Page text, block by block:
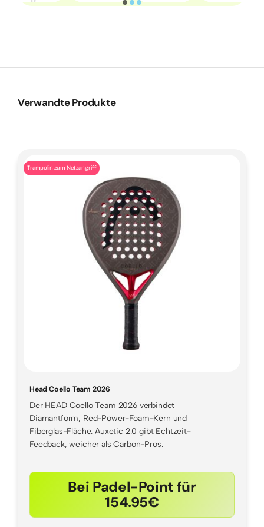
Verwandte Produkte
Trampolin zum Netzangriff
Head Coello Team 2026
Der HEAD Coello Team 2026 verbindet
Diamantform, Red-Power-Foam-Kern und
Fiberglas-Fläche. Auxetic 2.0 gibt Echtzeit-
Feedback, weicher als Carbon-Pros.
Bei Padel-Point für
154.95€